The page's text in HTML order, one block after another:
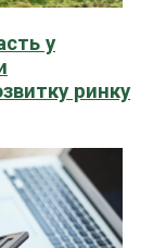
у
ринку